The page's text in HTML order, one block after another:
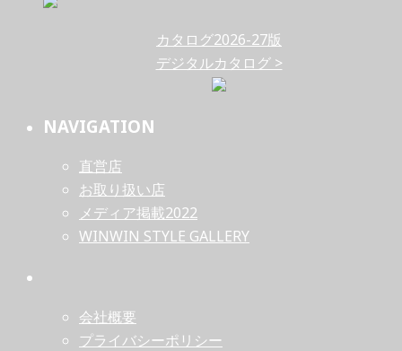
カタログ2026-27版
デジタルカタログ >
NAVIGATION
直営店
お取り扱い店
メディア掲載2022
WINWIN STYLE GALLERY
会社概要
プライバシーポリシー